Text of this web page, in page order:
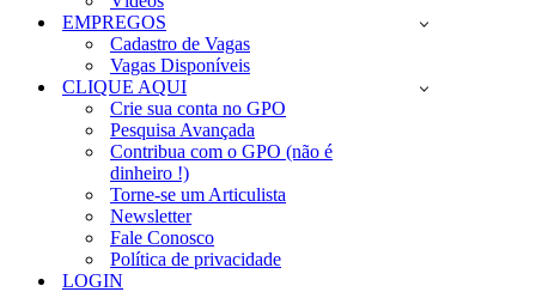
EMPREGOS
Cadastro de Vagas
Vagas Disponíveis
CLIQUE AQUI
Crie sua conta no GPO
Pesquisa Avançada
Contribua com o GPO (não é
dinheiro !)
Torne-se um Articulista
Newsletter
Fale Conosco
Política de privacidade
LOGIN